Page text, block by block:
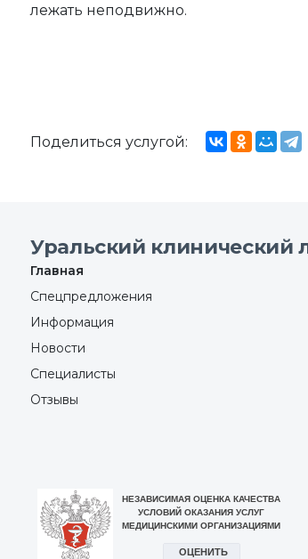
лежать неподвижно.
Поделиться услугой:
Уральский клинический
Главная
Спецпредложения
Информация
Новости
Специалисты
Отзывы